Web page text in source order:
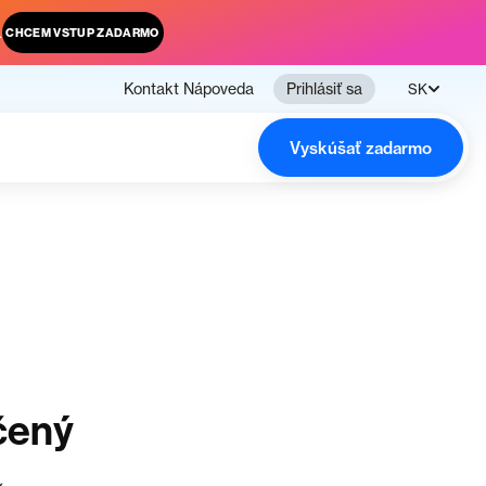
CHCEM VSTUP ZADARMO
Kontakt Nápoveda Prihlásiť sa SK
Vyskúšať zadarmo